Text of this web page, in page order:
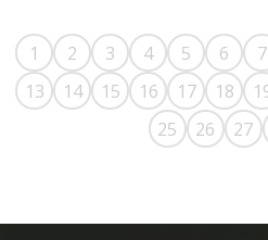
1 2 3 4 5 6 7
13
14 15 16 17 18
25
26 27